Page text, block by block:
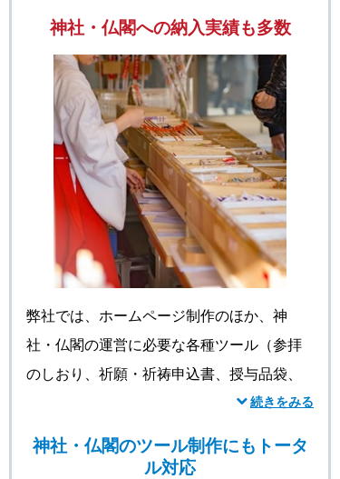
神社・仏閣への納入実績も多数
弊社では、ホームページ制作のほか、神
社・仏閣の運営に必要な各種ツール（参拝
のしおり、祈願・祈祷申込書、授与品袋、
御守袋、御札袋など）の制作も承っており
ます。神社・仏閣については、弊社ホーム
ページでは紹介しきれない納入実績も多数
続きをみる
神社・仏閣のツール制作にもトータ
ル対応